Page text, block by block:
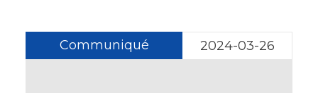
Communiqué 2024-03-26